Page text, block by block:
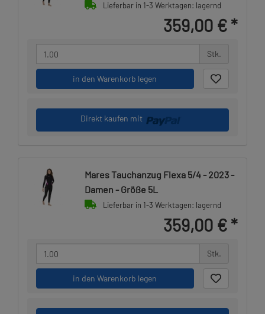
Lieferbar in 1-3 Werktagen: lagernd
359,00 € *
Stk.
in den Warenkorb legen
Direkt kaufen mit
Mares Tauchanzug Flexa 5/4 - 2023 -
Damen - Größe 5L
Lieferbar in 1-3 Werktagen: lagernd
359,00 € *
Stk.
in den Warenkorb legen